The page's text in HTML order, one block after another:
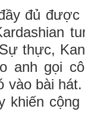
đủ được
thực,
anh gọi
vào bài
khiến